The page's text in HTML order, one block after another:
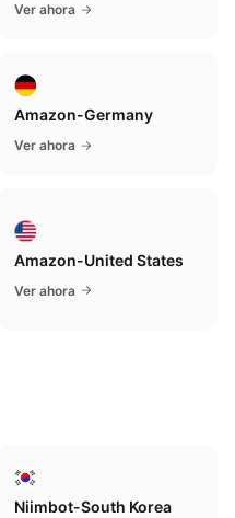
Ver ahora
Amazon-Germany
Ver ahora
Amazon-United States
Ver ahora
Niimbot-South Korea